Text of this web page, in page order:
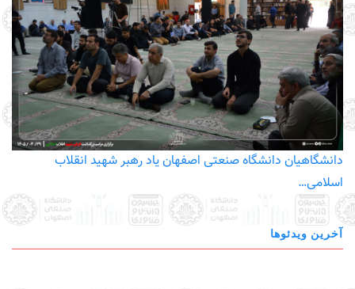
دانشگاهیان دانشگاه صنعتی اصفهان یاد رهبر شهید انقلاب
اسلامی…
آخرین ویدئوها